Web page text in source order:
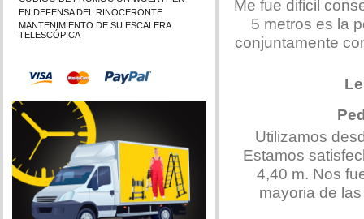
EN DEFENSA DEL RINOCERONTE
MANTENIMIENTO DE SU ESCALERA
TELESCÓPICA
Me fue dificil
5 metros es la
conjuntamente
Utilizamos
Estamos
4,40 m. Nos
mayoria de